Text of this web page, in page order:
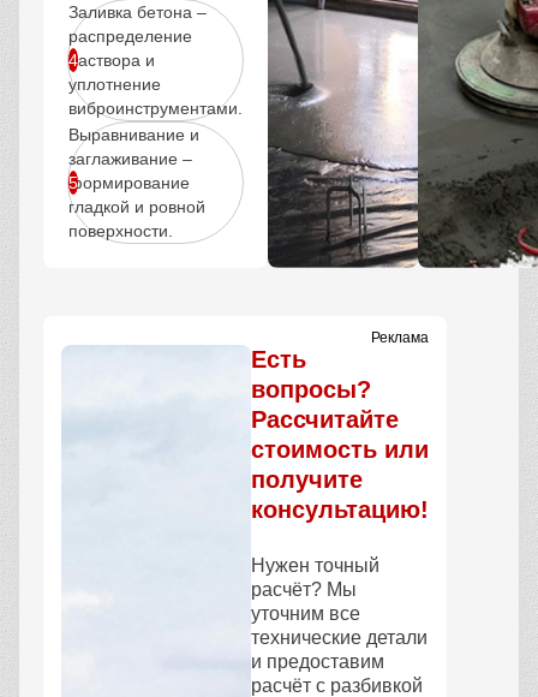
Заливка бетона –
распределение
раствора и
уплотнение
виброинструментами.
Выравнивание и
заглаживание –
формирование
гладкой и ровной
поверхности.
Реклама
Есть
вопросы?
Рассчитайте
стоимость или
получите
консультацию!
Нужен точный
расчёт? Мы
уточним все
технические детали
и предоставим
расчёт с разбивкой